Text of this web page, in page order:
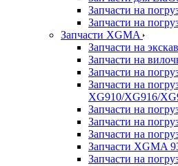
Запчасти на
Запчасти на
Запчасти XGMA
Запчасти на
Запчасти на
Запчасти на
Запчасти на
XG910/XG916/
Запчасти на
Запчасти на
Запчасти на
Запчасти XGMA
Запчасти на